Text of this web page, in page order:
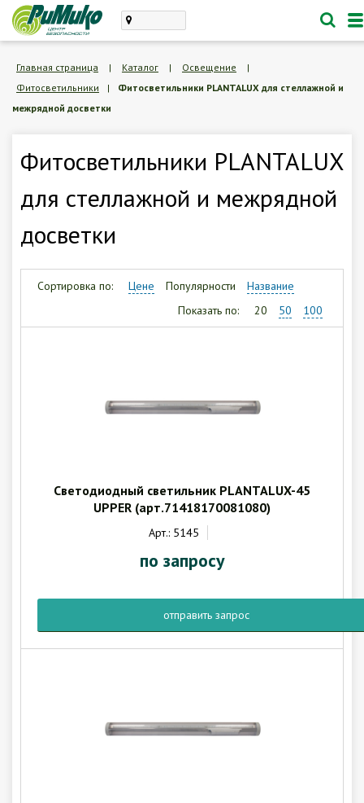
Каталог
Корзина /
Заказать обратный звонок
О компании
Программное обеспечение LogTag
Главная страница | Каталог | Освещение
|
Фитосветильники
|
Фитосветильники PLANTALUX для стеллажной и
межрядной досветки
Фитосветильники PLANTALUX
для стеллажной и межрядной
досветки
Сортировка по: Цене Популярности
Название
Показать по:
20 50 100
Светодиодный светильник PLANTALUX-45
UPPER (арт.71418170081080)
Арт.: 5145
по запросу
отправить запрос